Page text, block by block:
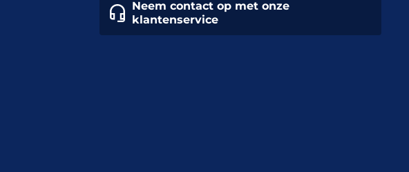
Neem contact op met onze
klantenservice